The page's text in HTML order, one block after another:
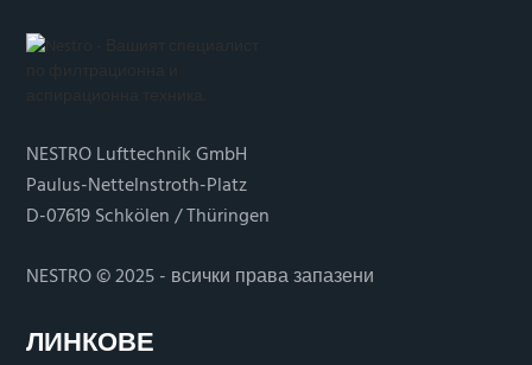
NESTRO Lufttechnik GmbH
Paulus-Nettelnstroth-Platz
D-07619 Schkölen / Thüringen
NESTRO © 2025 - всички права запазени
ЛИНКОВЕ